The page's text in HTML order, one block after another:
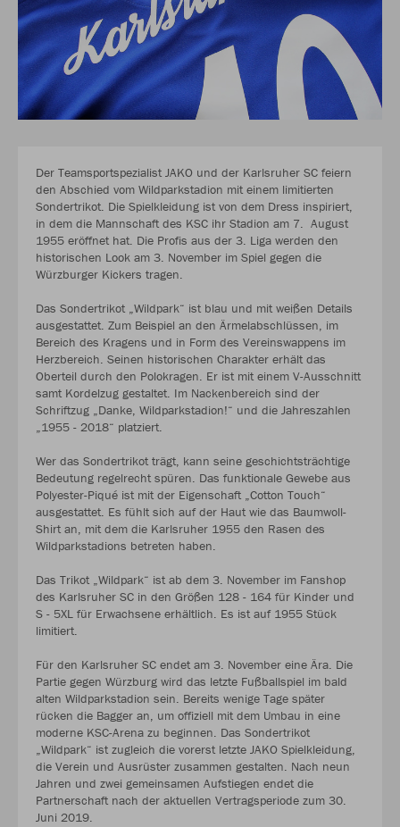
Der Teamsportspezialist JAKO und der Karlsruher SC feiern
den Abschied vom Wildparkstadion mit einem limitierten
Sondertrikot. Die Spielkleidung ist von dem Dress inspiriert,
in dem die Mannschaft des KSC ihr Stadion am 7. August
1955 eröffnet hat. Die Profis aus der 3. Liga werden den
historischen Look am 3. November im Spiel gegen die
Würzburger Kickers tragen.
Das Sondertrikot „Wildpark“ ist blau und mit weißen Details
ausgestattet. Zum Beispiel an den Ärmelabschlüssen, im
Bereich des Kragens und in Form des Vereinswappens im
Herzbereich. Seinen historischen Charakter erhält das
Oberteil durch den Polokragen. Er ist mit einem V-Ausschnitt
samt Kordelzug gestaltet. Im Nackenbereich sind der
Schriftzug „Danke, Wildparkstadion!“ und die Jahreszahlen
„1955 - 2018“ platziert.
Wer das Sondertrikot trägt, kann seine geschichtsträchtige
Bedeutung regelrecht spüren. Das funktionale Gewebe aus
Polyester-Piqué ist mit der Eigenschaft „Cotton Touch“
ausgestattet. Es fühlt sich auf der Haut wie das Baumwoll-
Shirt an, mit dem die Karlsruher 1955 den Rasen des
Wildparkstadions betreten haben.
Das Trikot „Wildpark“ ist ab dem 3. November im Fanshop
des Karlsruher SC in den Größen 128 - 164 für Kinder und
S - 5XL für Erwachsene erhältlich. Es ist auf 1955 Stück
limitiert.
Für den Karlsruher SC endet am 3. November eine Ära. Die
Partie gegen Würzburg wird das letzte Fußballspiel im bald
alten Wildparkstadion sein. Bereits wenige Tage später
rücken die Bagger an, um offiziell mit dem Umbau in eine
moderne KSC-Arena zu beginnen. Das Sondertrikot
„Wildpark“ ist zugleich die vorerst letzte JAKO Spielkleidung,
die Verein und Ausrüster zusammen gestalten. Nach neun
Jahren und zwei gemeinsamen Aufstiegen endet die
Partnerschaft nach der aktuellen Vertragsperiode zum 30.
Juni 2019.